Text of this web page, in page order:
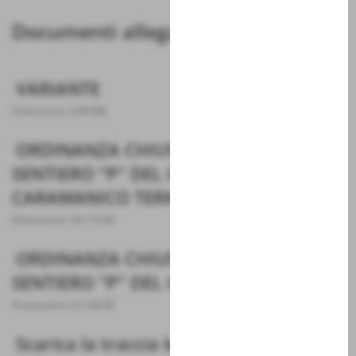
Documenti allegati
VARIANTE
ORDINANZA CHIUSURA TRATTO
SENTIERO "P" DEL COMUNE DI
CARAMANICO TERME
ORDINANZA CHIUSURA TRATTO
SENTIERO "P" DEL COMUNE DI SALLE
Scarica la traccia kml parziale